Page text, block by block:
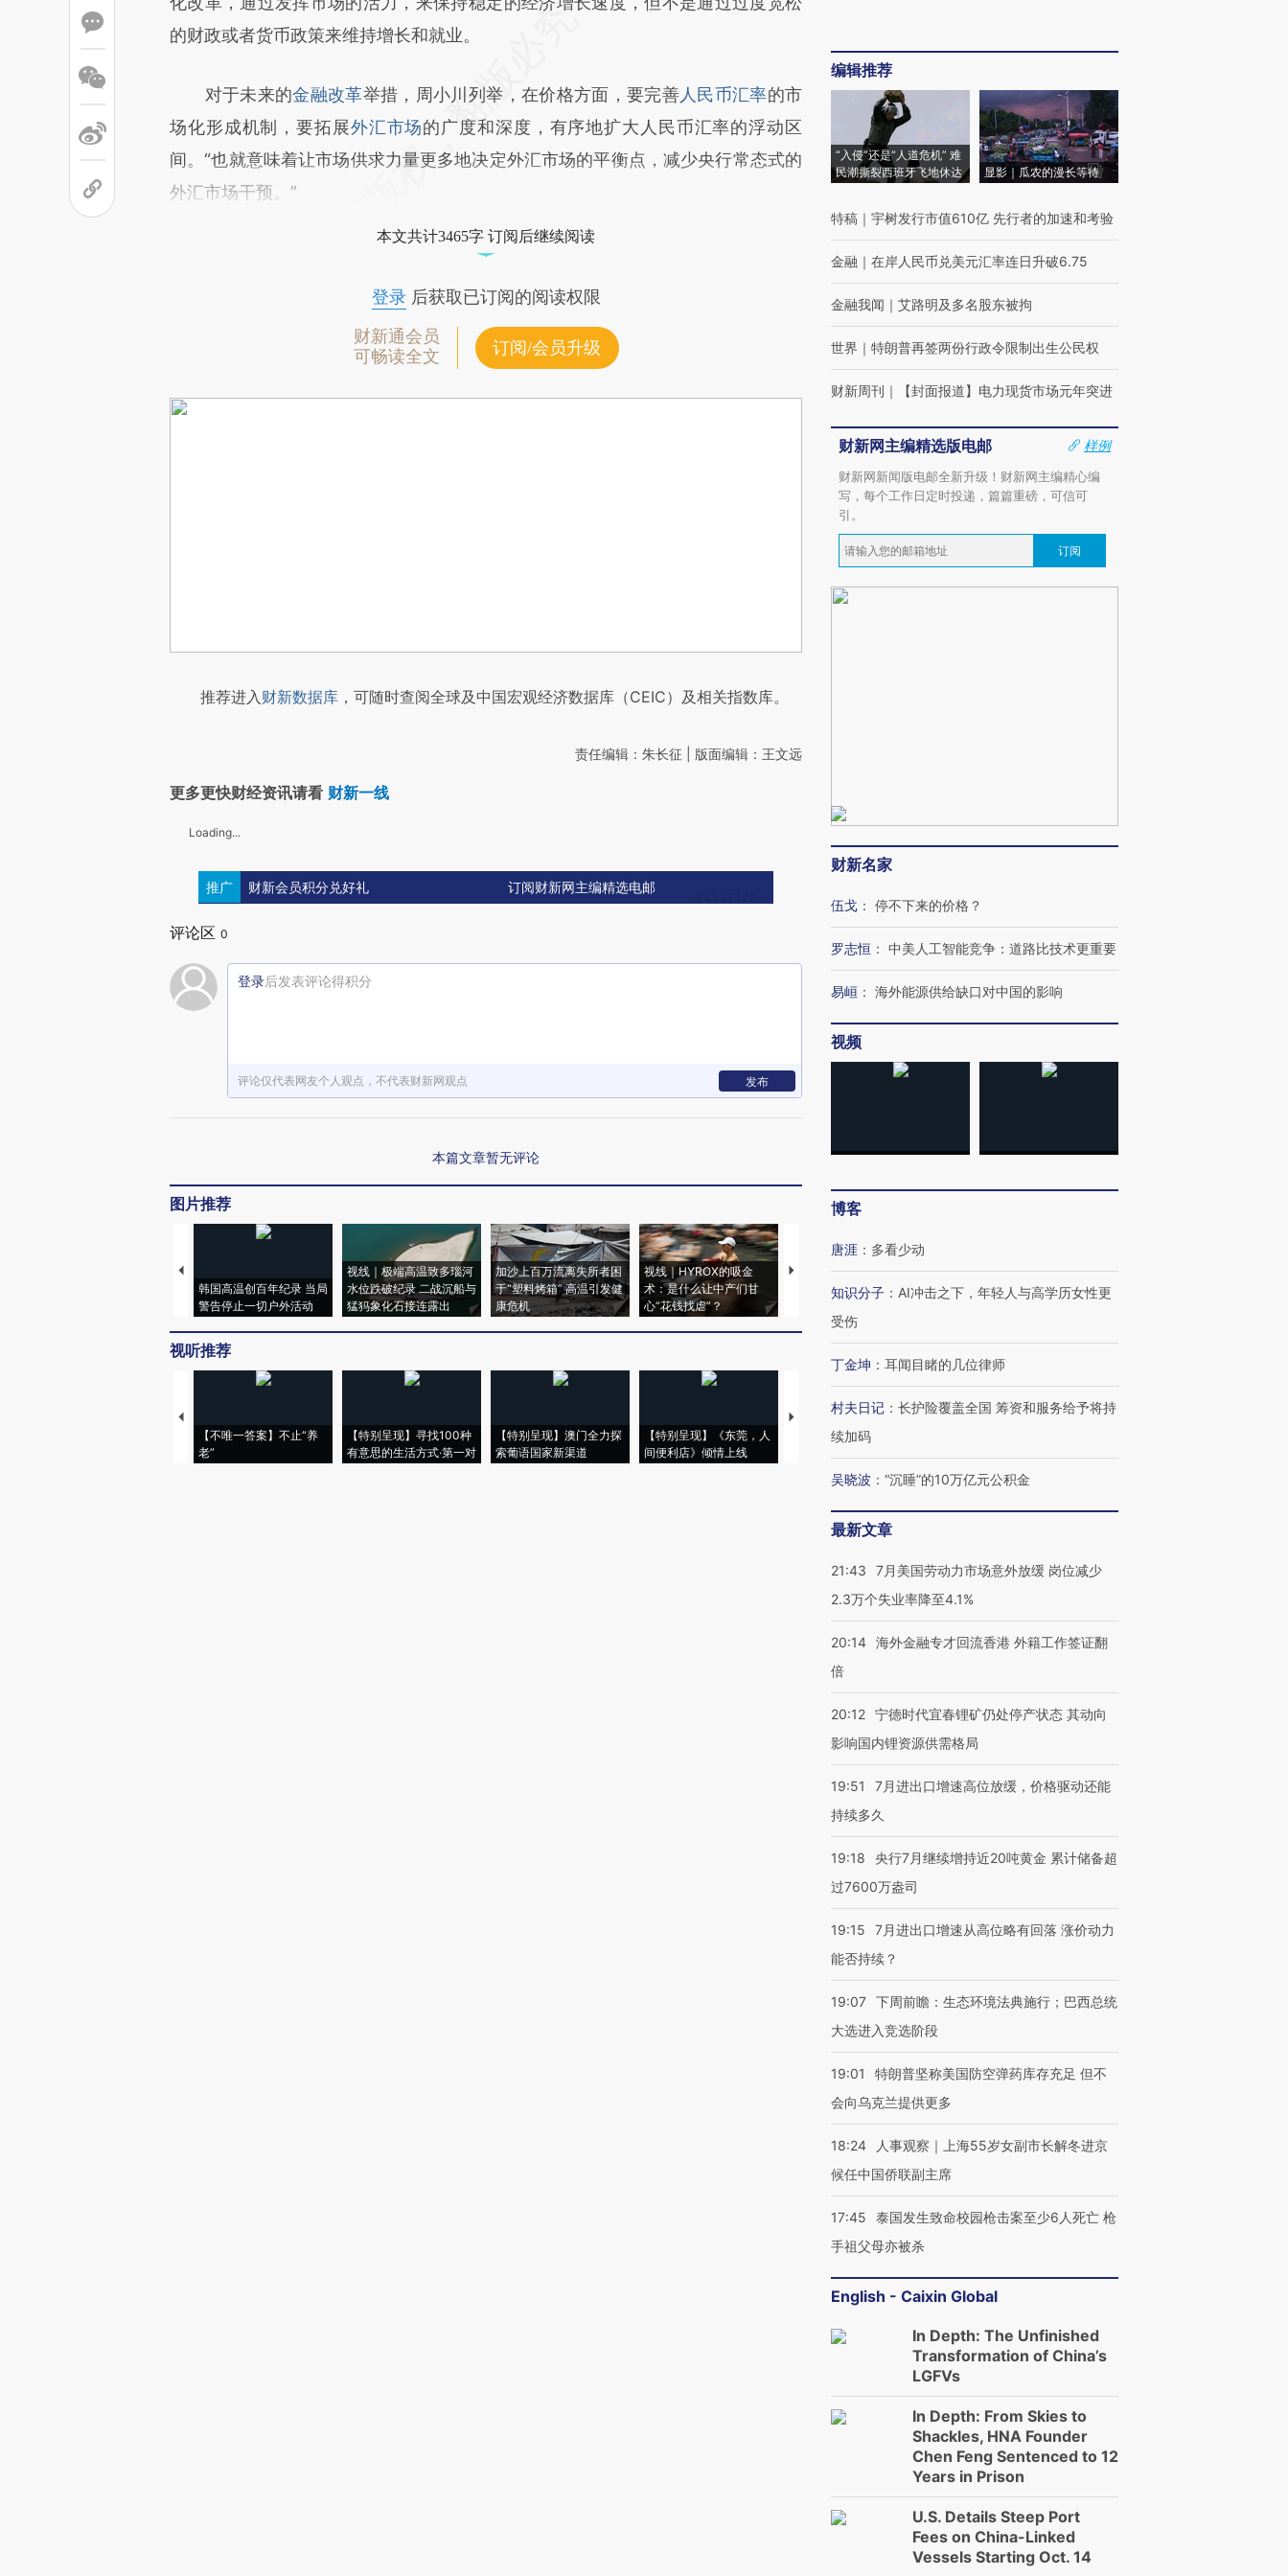
的财政或者货币政策来维持增长和就业。
对于未来的金融改革举措，周小川列举，在价格方面，要完善人民币汇率的市
场化形成机制，要拓展外汇市场的广度和深度，有序地扩大人民币汇率的浮动区
间。“也就意味着让市场供求力量更多地决定外汇市场的平衡点，减少央行常态式的
外汇市场干预。”
本文共计3465字 订阅后继续阅读
登录后获取已订阅的阅读权限
财新通会员
可畅读全文
订阅/会员升级
推荐进入财新数据库 ，可随时查阅全球及中国宏观经济数据库（CEIC）及相关指数库。
责任编辑：朱长征 | 版面编辑：王文远
更多更快财经资讯请看 财新一线
Loading...
推广 财新会员积分兑好礼 订阅财新网主编精选电邮
评论区 0
登录后发表评论得积分
评论仅代表网友个人观点，不代表财新网观点 发布
本篇文章暂无评论
图片推荐
韩国高温创百年纪录 当局
警告停止一切户外活动
视线｜极端高温致多瑙河
水位跌破纪录 二战沉船与
猛犸象化石接连露出
加沙上百万流离失所者困
于“塑料烤箱” 高温引发健
康危机
视线｜HYROX的吸金
术：是什么让中产们甘
心“花钱找虐”？
马航飞行员跨国走私7万
粒摇头丸 尿检体内含3种
视线｜被称为“蟑螂”的印
度Z世代 用街头抗争将教
视线｜“入侵”还是“人道危
机”？难民潮撕裂西班牙
视听推荐
【不唯一答案】不止“养
老”
【特别呈现】寻找100种
有意思的生活方式·第一对
【特别呈现】澳门全力探
索葡语国家新渠道
【特别呈现】《东莞，人
间便利店》倾情上线
【推广】走进第四届链博
会，让数智科技“链”接产
【商旅对话】华住集团
编辑推荐
“入侵”还是“人道危机” 难
民潮撕裂西班牙飞地休达
显影｜瓜农的漫长等待
特稿 ｜ 宇树发行市值610亿 先行者的加速和考验
金融 ｜ 在岸人民币兑美元汇率连日升破6.75
金融我闻 ｜ 艾路明及多名股东被拘
世界 ｜ 特朗普再签两份行政令限制出生公民权
财新周刊 ｜ 【封面报道】电力现货市场元年突进
财新网主编精选版电邮
样例
财新网新闻版电邮全新升级！财新网主编精心编
写，每个工作日定时投递，篇篇重磅，可信可
引。
订阅
财新名家
伍戈 ： 停不下来的价格？
罗志恒 ： 中美人工智能竞争：道路比技术更重要
易峘 ： 海外能源供给缺口对中国的影响
视频
博客
唐涯 ： 多看少动
知识分子 ： AI冲击之下，年轻人与高学历女性更
受伤
丁金坤 ： 耳闻目睹的几位律师
村夫日记 ： 长护险覆盖全国 筹资和服务给予将持
续加码
吴晓波 ： “沉睡”的10万亿元公积金
最新文章
21:43
7月美国劳动力市场意外放缓 岗位减少
2.3万个失业率降至4.1%
20:14 海外金融专才回流香港 外籍工作签证翻
倍
20:12 宁德时代宜春锂矿仍处停产状态 其动向
影响国内锂资源供需格局
19:51
7月进出口增速高位放缓，价格驱动还能
持续多久
19:18
央行7月继续增持近20吨黄金 累计储备超
过7600万盎司
19:15
7月进出口增速从高位略有回落 涨价动力
能否持续？
19:07 下周前瞻：生态环境法典施行；巴西总统
大选进入竞选阶段
19:01
特朗普坚称美国防空弹药库存充足 但不
会向乌克兰提供更多
18:24
人事观察｜上海55岁女副市长解冬进京
候任中国侨联副主席
17:45
泰国发生致命校园枪击案至少6人死亡 枪
手祖父母亦被杀
English - Caixin Global
In Depth: The Unfinished
Transformation of China’s
LGFVs
In Depth: From Skies to
Shackles, HNA Founder
Chen Feng Sentenced to 12
Years in Prison
U.S. Details Steep Port
Fees on China-Linked
Vessels Starting Oct. 14